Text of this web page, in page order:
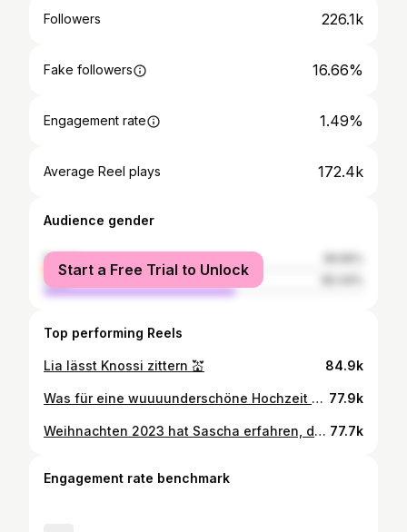
Followers 226.1k
Fake followers 16.66%
Engagement rate 1.49%
Average Reel plays 172.4k
Audience gender
female
male
Start a Free Trial to Unlock
Top performing Reels
Lia lässt Knossi zittern 💒 84.9k
Was für eine wuuuunderschöne Hochzeit @liamitrou & @knossi 💒 DANKE, dass wir mit euch feiern durften und von Herzen das aller aller beste für eure gemeinsame Zukunft ❤️ 77.9k
Weihnachten 2023 hat Sascha erfahren, dass er Papa wird 🥹 Ein unvergesslicher Moment 😍 77.7k
Engagement rate benchmark